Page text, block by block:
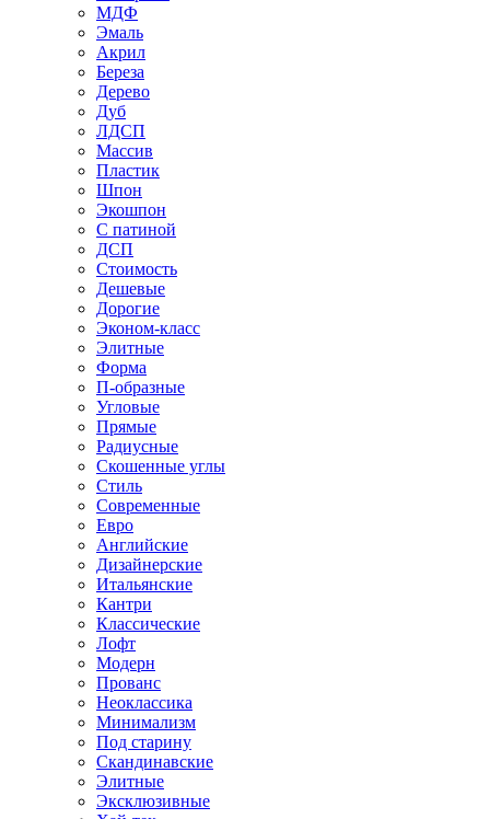
МДФ
Эмаль
Акрил
Береза
Дерево
Дуб
ЛДСП
Массив
Пластик
Шпон
Экошпон
С патиной
ДСП
Стоимость
Дешевые
Дорогие
Эконом-класс
Элитные
Форма
П-образные
Угловые
Прямые
Радиусные
Скошенные углы
Стиль
Современные
Евро
Английские
Дизайнерские
Итальянские
Кантри
Классические
Лофт
Модерн
Прованс
Неоклассика
Минимализм
Под старину
Скандинавские
Элитные
Эксклюзивные